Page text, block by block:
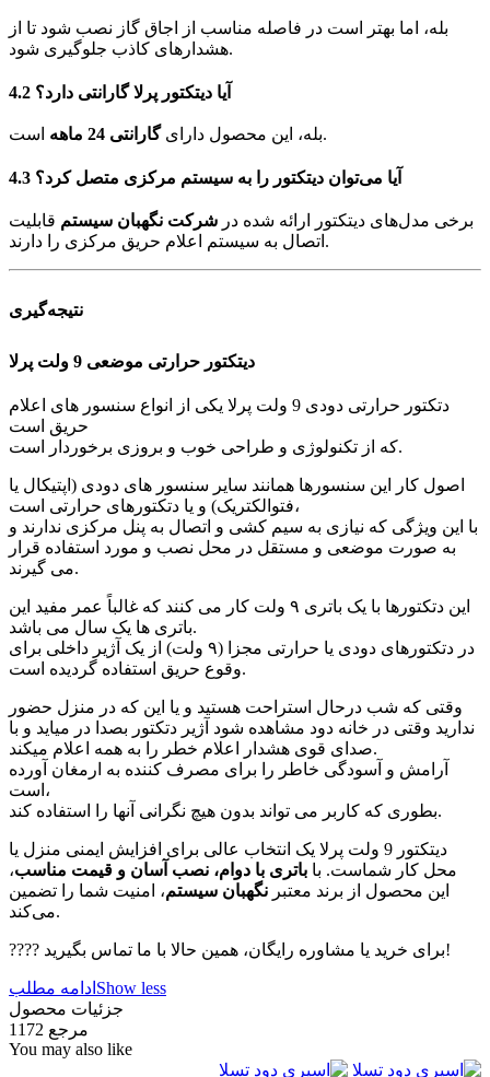
بله، اما بهتر است در فاصله مناسب از اجاق گاز نصب شود تا از
هشدارهای کاذب جلوگیری شود.
4.2 آیا دیتکتور پرلا گارانتی دارد؟
بله، این محصول دارایگارانتی 24 ماهه است.
4.3 آیا می‌توان دیتکتور را به سیستم مرکزی متصل کرد؟
برخی مدل‌های دیتکتور ارائه شده در شرکت نگهبان سیستم قابلیت
اتصال به سیستم اعلام حریق مرکزی را دارند.
نتیجه‌گیری
دیتکتور حرارتی موضعی 9 ولت پرلا
دتکتور حرارتی دودی 9 ولت پرلا یکی از انواع سنسور های اعلام
حریق است
که از تکنولوژی و طراحی خوب و بروزی برخوردار است.
اصول کار این سنسورها همانند سایر سنسور های دودی (اپتیکال یا
فتوالکتریک) و یا دتکتورهای حرارتی است،
با این ویژگی که نیازی به سیم کشی و اتصال به پنل مرکزی ندارند و
به صورت موضعی و مستقل در محل نصب و مورد استفاده قرار
می گیرند.
این دتکتورها با یک باتری ۹ ولت کار می کنند که غالباً عمر مفید این
باتری ها یک سال می باشد.
در دتکتورهای دودی یا حرارتی مجزا (۹ ولت) از یک آژیر داخلی برای
وقوع حریق استفاده گردیده است.
وقتی که شب درحال استراحت هستید و یا این که در منزل حضور
ندارید وقتی در خانه دود مشاهده شود آژیر دتکتور بصدا در میاید و با
صدای قوی هشدار اعلام خطر را به همه اعلام میکند.
آرامش و آسودگی خاطر را برای مصرف کننده به ارمغان آورده
است،
بطوری که کاربر می تواند بدون هیچ نگرانی آنها را استفاده کند.
دیتکتور 9 ولت پرلا یک انتخاب عالی برای افزایش ایمنی منزل یا
محل کار شماست. با باتری با دوام، نصب آسان و قیمت مناسب،
این محصول از برند معتبر نگهبان سیستم، امنیت شما را تضمین
می‌کند.
???? برای خرید یا مشاوره رایگان، همین حالا با ما تماس بگیرید!
ادامه مطلب Show less
جزئیات محصول
مرجع 1172
You may also like